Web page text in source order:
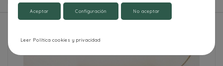
Aceptar Configuración No aceptar
Leer Política cookies y privacidad